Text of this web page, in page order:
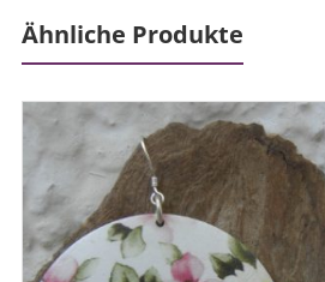
Ähnliche Produkte